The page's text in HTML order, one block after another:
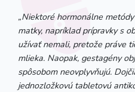
„Niektoré hormonálne
matky, napríklad prípravky s
užívať nemali, pretože práve
mlieka. Naopak, gestagény
spôsobom neovplyvňujú.
jednozložkovú tabletovú